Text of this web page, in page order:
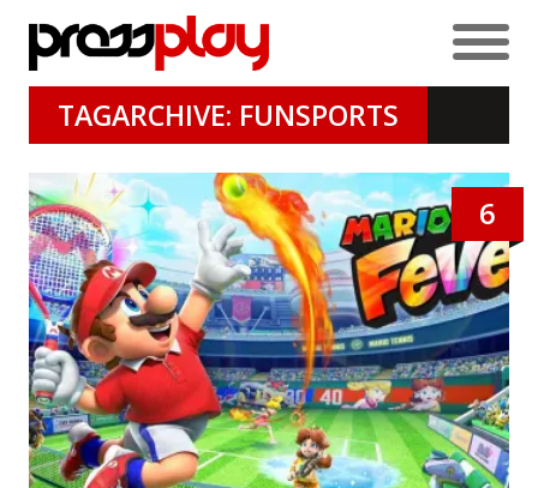
TAGARCHIVE: FUNSPORTS
6